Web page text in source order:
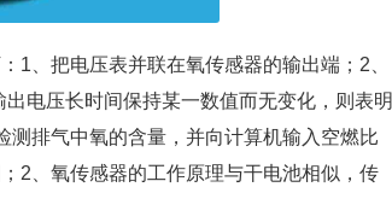
1、把电压表并联在氧传感器的输出端；2、
电压长时间保持某一数值而无变化，则表明
排气中氧的含量，并向计算机输入空燃比
2、氧传感器的工作原理与干电池相似，传